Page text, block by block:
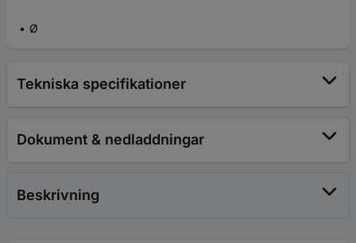
Ø
Tekniska specifikationer
Dokument & nedladdningar
Beskrivning